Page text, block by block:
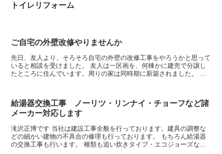
トイレリフォーム
ご自宅の外壁改修やりませんか
先日、友人より、そろそろ自宅の外壁の改修工事をやろうかと思って
いると相談を受けました。 友人は一区画を、何棟かに建売で分譲し
たところに住んでいます。周りの家は同時期に新築されました。 新
給湯器交換工事 ノーリツ・リンナイ・チョーフなど諸
メーカー対応します
滝沢正博です 当社は建設工事全般を行っております。建具の調整な
どの細かい建物の不具合の修理も行っております。 もちろん給湯器
の交換工事も行います。 種類も追い炊きタイプ・エコジョーズなど